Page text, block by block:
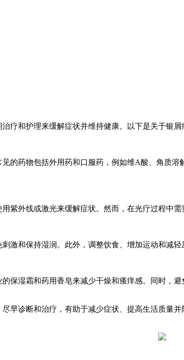
疗和护理来缓解症状并维持健康。以下是关于银
的药物包括外用药和口服药，例如维A酸、角质
紫外线或激光来缓解症状。然而，在光疗过程中
激和保持湿润。此外，调整饮食、增加运动和减轻
保湿霜和药用香皂来减少干燥和瘙痒感。同时，
早诊断和治疗，有助于减少症状、提高生活质量